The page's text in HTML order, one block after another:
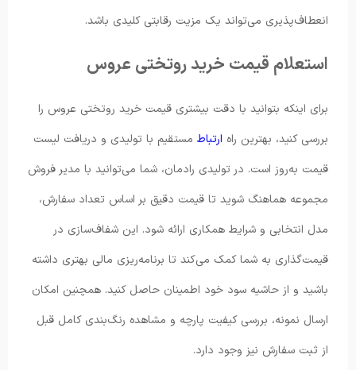
انعطاف‌پذیری می‌تواند یک مزیت رقابتی کلیدی باشد.
استعلام قیمت خرید روتختی عروس
برای اینکه بتوانید با دقت بیشتری قیمت خرید روتختی عروس را
بررسی کنید، بهترین راه ارتباط مستقیم با تولیدی و دریافت لیست
قیمت به‌روز است. در تولیدی رادمان، شما می‌توانید با مدیر فروش
مجموعه هماهنگ شوید تا قیمت دقیق بر اساس تعداد سفارش،
مدل انتخابی و شرایط همکاری ارائه شود. این شفاف‌سازی در
قیمت‌گذاری به شما کمک می‌کند تا برنامه‌ریزی مالی بهتری داشته
باشید و از حاشیه سود خود اطمینان حاصل کنید. همچنین امکان
ارسال نمونه، بررسی کیفیت پارچه و مشاهده رنگ‌بندی کامل قبل
از ثبت سفارش نیز وجود دارد.